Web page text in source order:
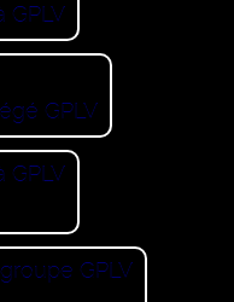
GPLV
GPLV
GPLV
GPLV